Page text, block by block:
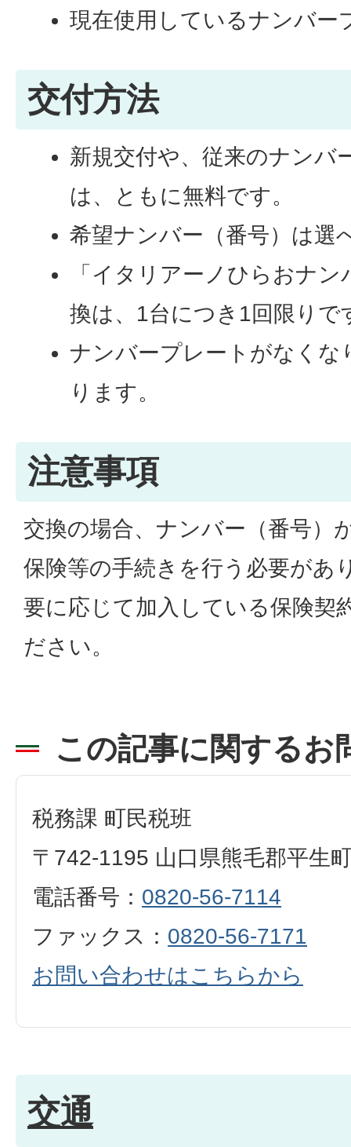
現在使用しているナンバー
交付方法
新規交付や、従来のナンバ
は、ともに無料です。
希望ナンバー（番号）は選
「イタリアーノひらおナ
換は、1台につき1回限りで
ナンバープレートがなくな
ります。
注意事項
交換の場合、ナンバー（番号）
保険等の手続きを行う必要があ
要に応じて加入している保険契
ださい。
この記事に関するお
税務課 町民税班
〒742-1195 山口県熊毛郡平生
電話番号： 0820-56-7114
ファックス： 0820-56-7171
お問い合わせはこちらから
交通